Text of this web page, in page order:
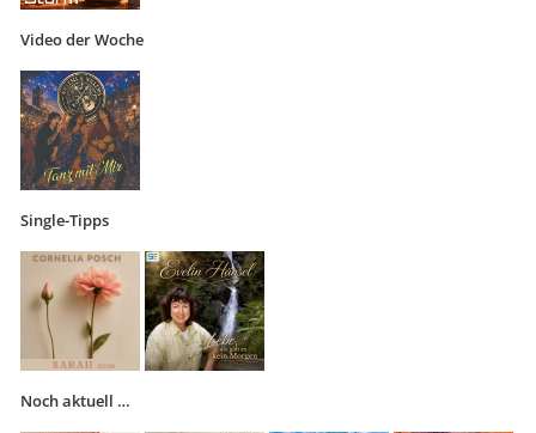
Video der Woche
Single-Tipps
Noch aktuell …